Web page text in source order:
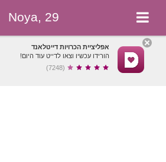
Noya, 29
אפליציית הכרויות דייטלאנד
הורידו עכשיו וצאו לדייט עוד היום!
(7248)